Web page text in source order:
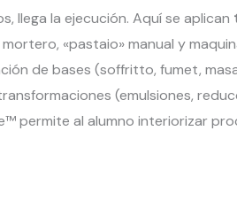
llega la ejecución. Aquí se aplican
«pastaio» manual y
de bases (soffritto, fumet,
(emulsiones,
permite al alumno interiorizar